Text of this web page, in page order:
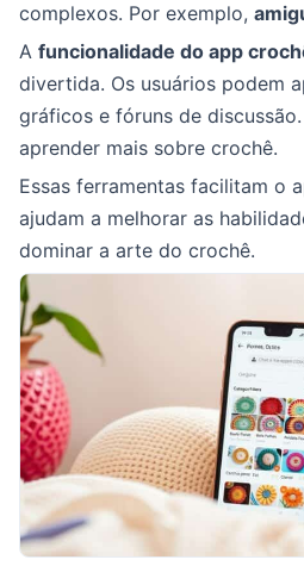
complexos. Por exemplo,
A funcionalidade do app
divertida. Os usuários podem
gráficos e fóruns de
aprender mais sobre crochê.
Essas ferramentas facilitam o
ajudam a melhorar as
dominar a arte do crochê.